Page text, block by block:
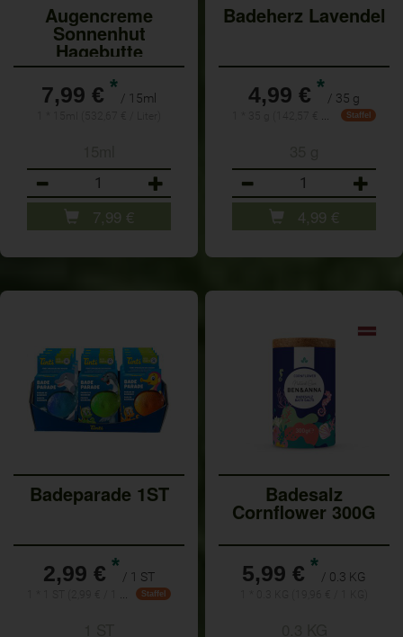
Augencreme
Sonnenhut
Hagebutte
7,99 € * / 15ml
7,99 €
Badeherz Lavendel
4,99 € * / 35 g
Staffel
4,99 €
Badeparade 1ST
2,99 € * / 1 ST
Staffel
Badesalz
Cornflower 300G
5,99 € * / 0.3 KG